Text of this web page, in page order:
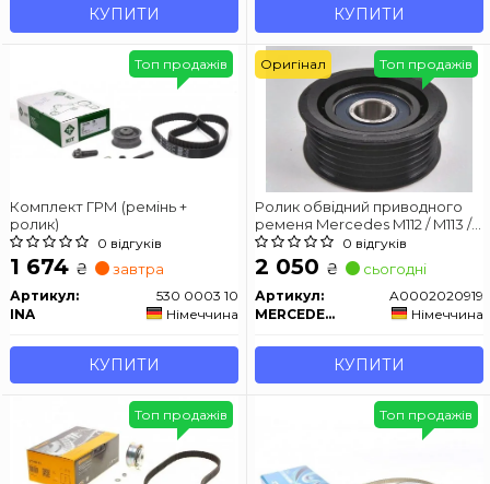
КУПИТИ КУПИТИ
Комплект ГРМ (ремінь +
ролик)
0 відгуків
1 674 ₴ завтра
Артикул:
530 0003 10
INA
Німеччина
КУПИТИ
Топ продажів
Ролик обвідний приводного
ременя Mercedes M112 / M113 /
M272 / M273 0 відгуків
2 050 ₴ сьогодні
Артикул:
A0002020919
MERCEDES-BENZ
Німеччина
КУПИТИ
Топ продажів
Оригінал
Топ продажів Топ продажів